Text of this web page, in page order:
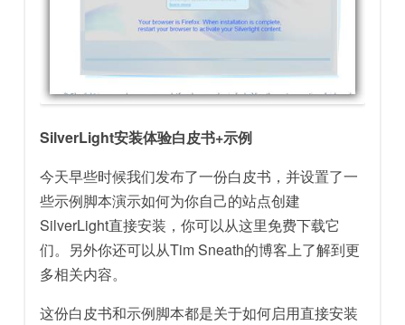
SilverLight安装体验白皮书+示例
今天早些时候我们发布了一份白皮书，并设置了一
些示例脚本演示如何为你自己的站点创建
SilverLight直接安装，你可以从这里免费下载它
们。另外你还可以从Tim Sneath的博客上了解到更
多相关内容。
这份白皮书和示例脚本都是关于如何启用直接安装